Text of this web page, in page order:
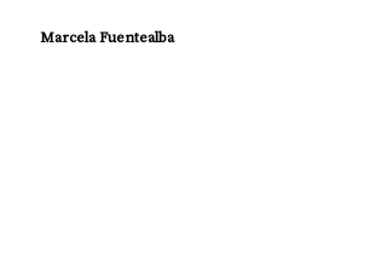
Marcela Fuentealba